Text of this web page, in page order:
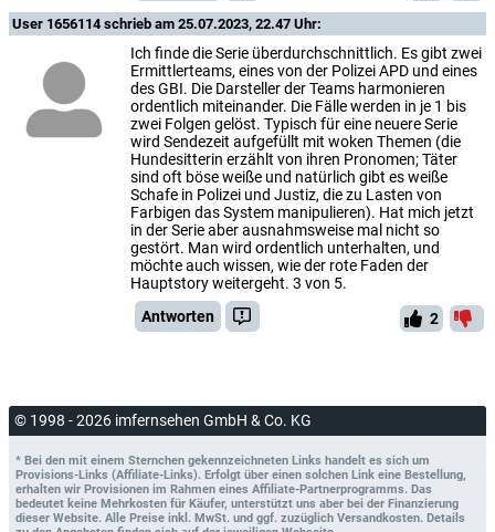
User 1656114schrieb am 25.07.2023, 22.47 Uhr:
Ich finde die Serie überdurchschnittlich. Es gibt zwei
Ermittlerteams, eines von der Polizei APD und eines
des GBI. Die Darsteller der Teams harmonieren
ordentlich miteinander. Die Fälle werden in je 1 bis
zwei Folgen gelöst. Typisch für eine neuere Serie
wird Sendezeit aufgefüllt mit woken Themen (die
Hundesitterin erzählt von ihren Pronomen; Täter
sind oft böse weiße und natürlich gibt es weiße
Schafe in Polizei und Justiz, die zu Lasten von
Farbigen das System manipulieren). Hat mich jetzt
in der Serie aber ausnahmsweise mal nicht so
gestört. Man wird ordentlich unterhalten, und
möchte auch wissen, wie der rote Faden der
Hauptstory weitergeht. 3 von 5.
Antworten
2
© 1998 - 2026 imfernsehen GmbH & Co. KG
* Bei den mit einem Sternchen gekennzeichneten Links handelt es sich um
Provisions-Links (Affiliate-Links). Erfolgt über einen solchen Link eine Bestellung,
erhalten wir Provisionen im Rahmen eines Affiliate-Partnerprogramms. Das
bedeutet keine Mehrkosten für Käufer, unterstützt uns aber bei der Finanzierung
dieser Website. Alle Preise inkl. MwSt. und ggf. zuzüglich Versandkosten. Details